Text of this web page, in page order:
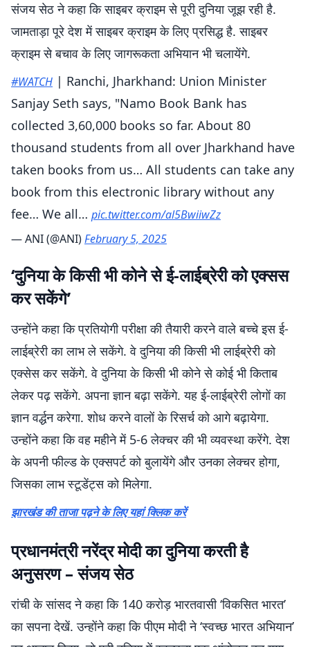
संजय सेठ ने कहा कि साइबर क्राइम से पूरी दुनिया जूझ रही है.
जामताड़ा पूरे देश में साइबर क्राइम के लिए प्रसिद्ध है. साइबर
क्राइम से बचाव के लिए जागरूकता अभियान भी चलायेंगे.
#WATCH | Ranchi, Jharkhand: Union Minister
Sanjay Seth says, "Namo Book Bank has
collected 3,60,000 books so far. About 80
thousand students from all over Jharkhand have
taken books from us… All students can take any
book from this electronic library without any
fee… We all… pic.twitter.com/al5BwiiwZz
— ANI (@ANI)February 5, 2025
‘दुनिया के किसी भी कोने से ई-लाईब्रेरी को एक्सस
कर सकेंगे’
उन्होंने कहा कि प्रतियोगी परीक्षा की तैयारी करने वाले बच्चे इस ई-
लाईब्रेरी का लाभ ले सकेंगे. वे दुनिया की किसी भी लाईब्रेरी को
एक्सेस कर सकेंगे. वे दुनिया के किसी भी कोने से कोई भी किताब
लेकर पढ़ सकेंगे. अपना ज्ञान बढ़ा सकेंगे. यह ई-लाईब्रेरी लोगों का
ज्ञान वर्द्धन करेगा. शोध करने वालों के रिसर्च को आगे बढ़ायेगा.
उन्होंने कहा कि वह महीने में 5-6 लेक्चर की भी व्यवस्था करेंगे. देश
के अपनी फील्ड के एक्सपर्ट को बुलायेंगे और उनका लेक्चर होगा,
जिसका लाभ स्टूडेंट्स को मिलेगा.
झारखंड की ताजा पढ़ने के लिए यहां क्लिक करें
प्रधानमंत्री नरेंद्र मोदी का दुनिया करती है
अनुसरण – संजय सेठ
रांची के सांसद ने कहा कि 140 करोड़ भारतवासी ‘विकसित भारत’
का सपना देखें. उन्होंने कहा कि पीएम मोदी ने ‘स्वच्छ भारत अभियान’